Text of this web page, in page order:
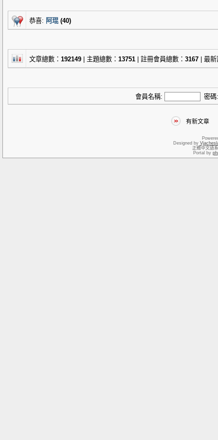
恭喜: 阿琨(40)
文章總數： 192149 | 主題總數： 13751 | 註冊會員總數： 3167 | 最
會員名稱: 密碼:
有新文章
Designed by
正體中文語
Portal by